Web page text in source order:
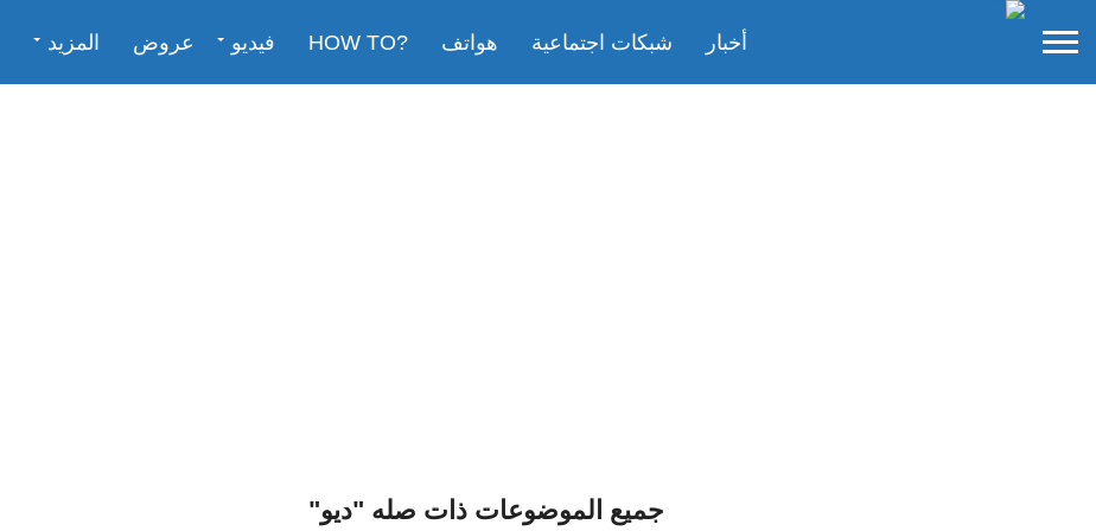
أخبار شبكات اجتماعية هواتف ?HOW TO فيديو عروض المزيد
جميع الموضوعات ذات صله "ديو"